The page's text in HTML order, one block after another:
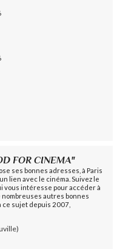
FOR CINEMA"
ses bonnes adresses, à Paris
lien avec le cinéma. Suivez le
vous intéresse pour accéder à
autres bonnes
ce sujet depuis 2007,